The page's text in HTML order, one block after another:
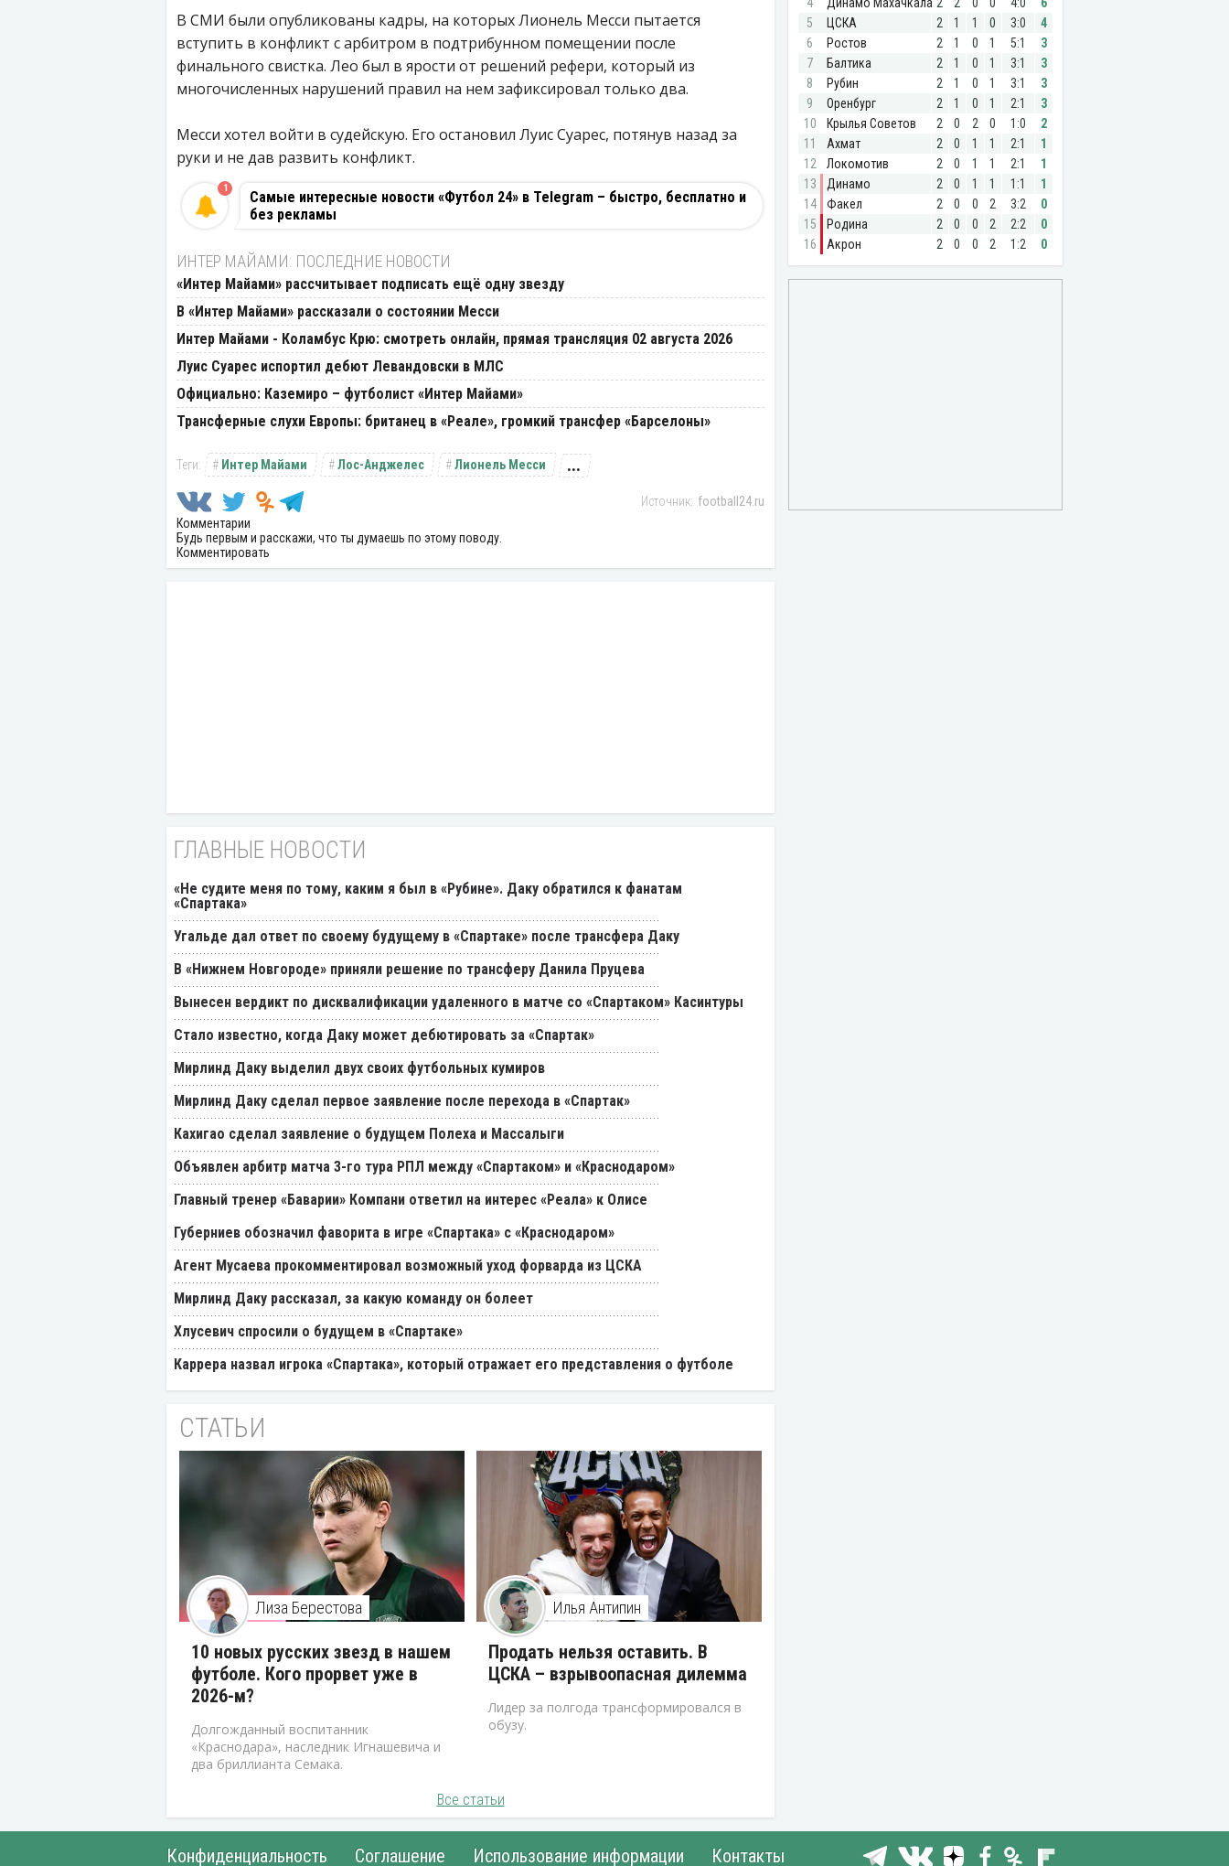
В СМИ были опубликованы кадры, на которых Лионель Месси пытается
вступить в конфликт с арбитром в подтрибунном помещении после
финального свистка. Лео был в ярости от решений рефери, который из
многочисленных нарушений правил на нем зафиксировал только два.
Месси хотел войти в судейскую. Его остановил Луис Суарес, потянув назад за
руки и не дав развить конфликт.
Самые интересные новости «Футбол 24» в Telegram – быстро, бесплатно и
без рекламы
1
ИНТЕР МАЙАМИ: ПОСЛЕДНИЕ НОВОСТИ
«Интер Майами» рассчитывает подписать ещё одну звезду
В «Интер Майами» рассказали о состоянии Месси
Интер Майами - Коламбус Крю: смотреть онлайн, прямая трансляция 02 августа 2026
Луис Суарес испортил дебют Левандовски в МЛС
Официально: Каземиро – футболист «Интер Майами»
Трансферные слухи Европы: британец в «Реале», громкий трансфер «Барселоны»
Интер Майами Лос-Анджелес Лионель Месси ...
football24.ru
Комментарии
Будь первым и расскажи, что ты думаешь по этому поводу.
Комментировать
ГЛАВНЫЕ НОВОСТИ
«Не судите меня по тому, каким я был в «Рубине». Даку обратился к фанатам
«Спартака»
Угальде дал ответ по своему будущему в «Спартаке» после трансфера Даку
В «Нижнем Новгороде» приняли решение по трансферу Данила Пруцева
Вынесен вердикт по дисквалификации удаленного в матче со «Спартаком» Касинтуры
Стало известно, когда Даку может дебютировать за «Спартак»
Мирлинд Даку выделил двух своих футбольных кумиров
Мирлинд Даку сделал первое заявление после перехода в «Спартак»
Кахигао сделал заявление о будущем Полеха и Массалыги
Объявлен арбитр матча 3-го тура РПЛ между «Спартаком» и «Краснодаром»
Главный тренер «Баварии» Компани ответил на интерес «Реала» к Олисе
Губерниев обозначил фаворита в игре «Спартака» с «Краснодаром»
Агент Мусаева прокомментировал возможный уход форварда из ЦСКА
Мирлинд Даку рассказал, за какую команду он болеет
Хлусевич спросили о будущем в «Спартаке»
Каррера назвал игрока «Спартака», который отражает его представления о футболе
СТАТЬИ
Лиза Берестова
10 новых русских звезд в нашем
футболе. Кого прорвет уже в
2026-м?
Долгожданный воспитанник
«Краснодара», наследник Игнашевича и
два бриллианта Семака.
Илья Антипин
Продать нельзя оставить. В
ЦСКА – взрывоопасная дилемма
Лидер за полгода трансформировался в
обузу.
Все статьи
Конфиденциальность Соглашение Использование информации Контакты